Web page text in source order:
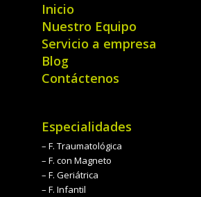
Inicio
Nuestro Equipo
Servicio a empresa
Blog
Contáctenos
Especialidades
– F. Traumatológica
– F. con Magneto
– F. Geriátrica
– F. Infantil